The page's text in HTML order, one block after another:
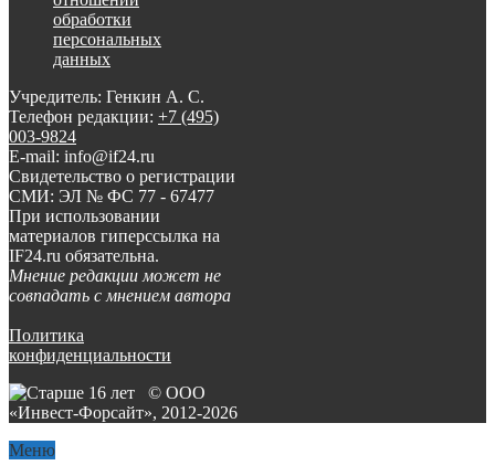
обработки
персональных
данных
Учредитель: Генкин А. С.
Телефон редакции: +7 (495)
003-9824
E-mail: info@if24.ru
Свидетельство о регистрации
СМИ: ЭЛ № ФС 77 - 67477
При использовании
материалов гиперссылка на
IF24.ru обязательна.
Мнение редакции может не
совпадать с мнением автора
Политика
конфиденциальности
© ООО
«Инвест-Форсайт», 2012-2026
Меню